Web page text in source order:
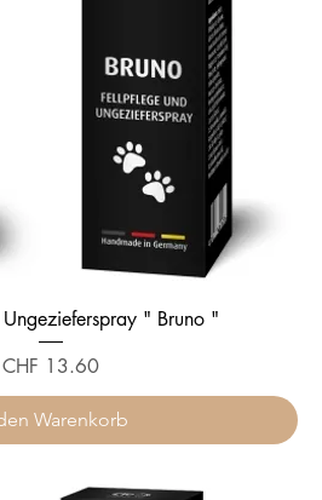
" Bruno "
Preis
CHF 13.60
Warenkorb